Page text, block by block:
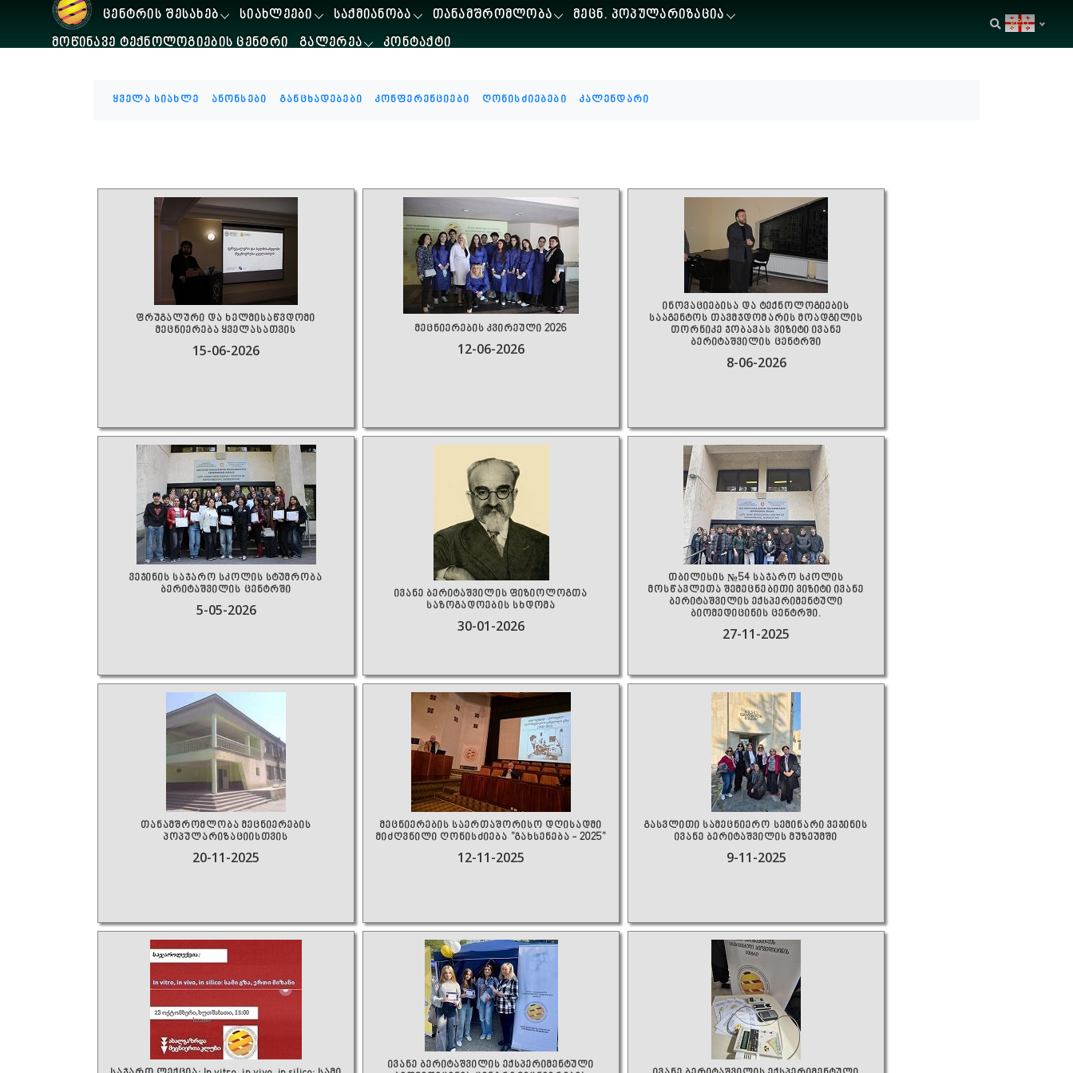
ᲪᲔᲜᲢᲠᲘᲡ ᲨᲔᲡᲐᲮᲔᲑ ᲡᲘᲐᲮᲚᲔᲔᲑᲘ ᲡᲐᲥᲛᲘᲐᲜᲝᲑᲐ ᲗᲐᲜᲐᲛᲨᲠᲝᲛᲚᲝᲑᲐ
ᲛᲔᲪᲜ. ᲞᲝᲞᲣᲚᲐᲠᲘᲖᲐᲪᲘᲐ
ᲛᲝᲬᲘᲜᲐᲕᲔ ᲢᲔᲥᲜᲝᲚᲝᲒᲘᲔᲑᲘᲡ ᲪᲔᲜᲢᲠᲘ
ᲒᲐᲚᲔᲠᲔᲐ ᲙᲝᲜᲢᲐᲥᲢᲘ
geo
ყველა სიახლე ანონსები განცხადებები კონფერენციები ღონისძიებები კალენდარი
ფრუგალური და ხელმისაწვდომი
მეცნიერება ყველასათვის
15-06-2026
მეცნიერების კვირეული 2026
12-06-2026
ინოვაციებისა და ტექნოლოგიების
სააგენტოს თავმჯდომარის მოადგილის
თორნიკე ჯობავას ვიზიტი ივანე
ბერიტაშვილის ცენტრში
8-06-2026
ვეჯინის საჯარო სკოლის სტუმრობა
ბერიტაშვილის ცენტრში
5-05-2026
ივანე ბერიტაშვილის ფიზიოლოგთა
საზოგადოების სხდომა
30-01-2026
თბილისის №54 საჯარო სკოლის
მოსწავლეთა შემეცნებითი ვიზიტი ივანე
ბერიტაშვილის ექსპერიმენტული
ბიომედიცინის ცენტრში.
27-11-2025
თანამშრომლობა მეცნიერების
პოპულარიზაციისთვის
20-11-2025
მეცნიერების საერთაშორისო დღისადმი
მიძღვნილი ღონისძიება "გახსენება - 2025"
12-11-2025
გასვლითი სამეცნიერო სემინარი ვეჯინის
ივანე ბერიტაშვილის მუზეუმში
9-11-2025
ივანე ბერიტაშვილის ექსპერიმენტული